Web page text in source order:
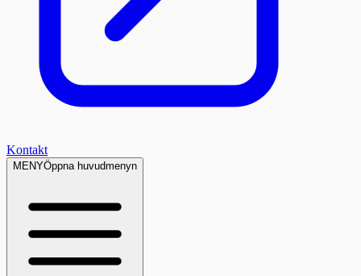
Kontakt
MENYÖppna huvudmenyn